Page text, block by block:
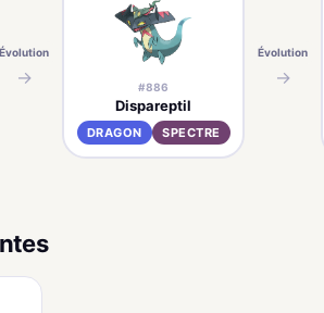
Évolution
→ #886
Dispareptil
DRAGON SPECTRE
Évolution
→